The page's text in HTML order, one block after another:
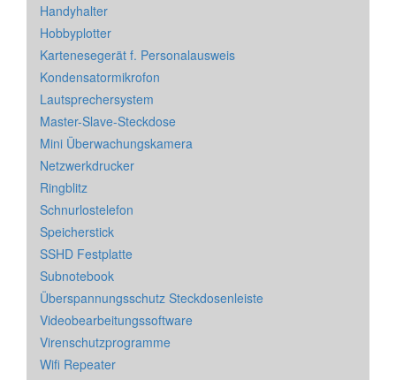
Handyhalter
Hobbyplotter
Kartenesegerät f. Personalausweis
Kondensatormikrofon
Lautsprechersystem
Master-Slave-Steckdose
Mini Überwachungskamera
Netzwerkdrucker
Ringblitz
Schnurlostelefon
Speicherstick
SSHD Festplatte
Subnotebook
Überspannungsschutz Steckdosenleiste
Videobearbeitungssoftware
Virenschutzprogramme
Wifi Repeater